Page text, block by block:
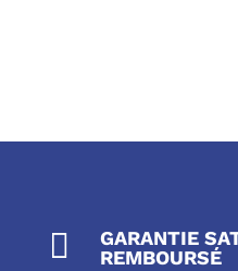

GARANTIE
REMBOURSÉ